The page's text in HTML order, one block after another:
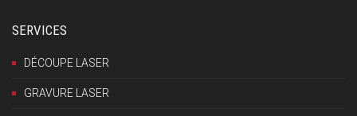
SERVICES
DÉCOUPE LASER
GRAVURE LASER